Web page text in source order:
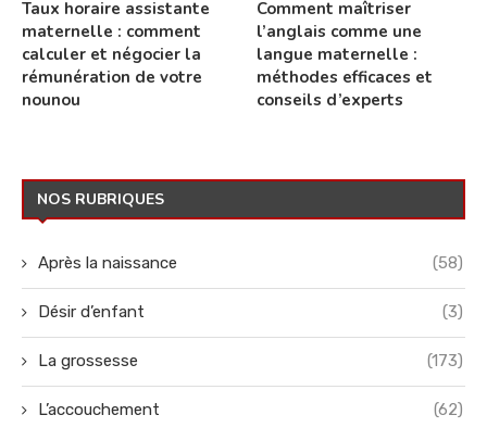
Taux horaire assistante
maternelle : comment
calculer et négocier la
rémunération de votre
nounou
Comment maîtriser
l’anglais comme une
langue maternelle :
méthodes efficaces et
conseils d’experts
NOS RUBRIQUES
Après la naissance (58)
Désir d’enfant (3)
La grossesse (173)
L’accouchement (62)